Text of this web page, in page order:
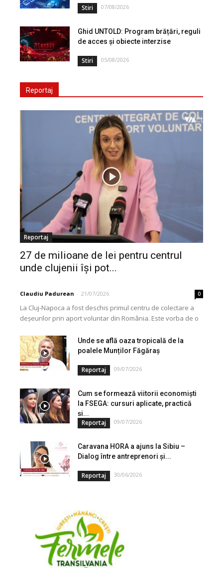
Stiri 07/08/2026
Ghid UNTOLD: Program brățări, reguli
de acces și obiecte interzise
Stiri 05/08/2026
Reportaj
Reportaj
27 de milioane de lei pentru centrul
unde clujenii își pot...
Claudiu Padurean - 21/07/2026 0
La Cluj-Napoca a fost deschis primul centru de colectare a
deșeurilor prin aport voluntar din România. Este vorba de o
Unde se află oaza tropicală de la
poalele Munților Făgăraș
Reportaj 09/07/2026
Cum se formează viitorii economiști
la FSEGA: cursuri aplicate, practică
și...
Reportaj 09/07/2026
Caravana HORA a ajuns la Sibiu –
Dialog între antreprenori și...
Reportaj 30/06/2026